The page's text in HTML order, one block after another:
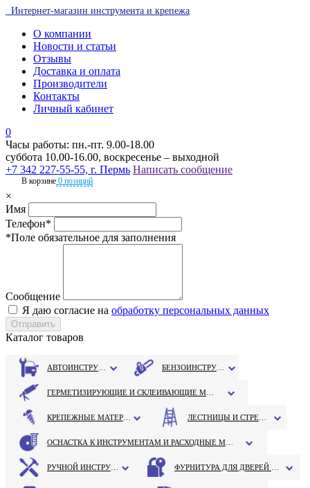
Интернет-магазин инструмента и крепежа
О компании
Новости и статьи
Отзывы
Доставка и оплата
Производители
Контакты
Личный кабинет
0
Часы работы: пн.-пт. 9.00-18.00
суббота 10.00-16.00, воскресенье – выходной
+7 342 227-55-55, г. Пермь Написать сообщение
В корзине 0 позиций
×
Имя
Телефон*
*Поле обязательное для заполнения
Сообщение
Я даю согласие на обработку персональных данных
Каталог товаров